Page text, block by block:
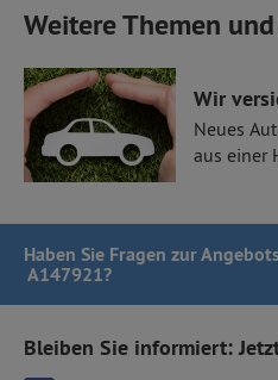
Weitere Themen
Wir
Neues
aus einer
Haben Sie Fragen zur
A147921?
Bleiben Sie informiert: